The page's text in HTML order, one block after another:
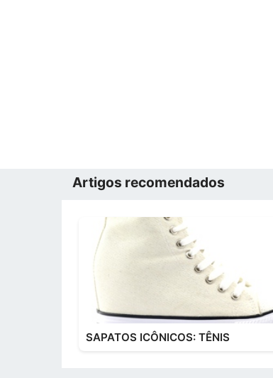
Artigos recomendados
SAPATOS ICÔNICOS: TÊNIS